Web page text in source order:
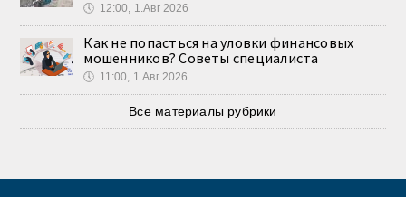
🕔 12:00, 1.Авг 2026
Как не попасться на уловки финансовых
мошенников? Советы специалиста
🕔 11:00, 1.Авг 2026
Все материалы рубрики